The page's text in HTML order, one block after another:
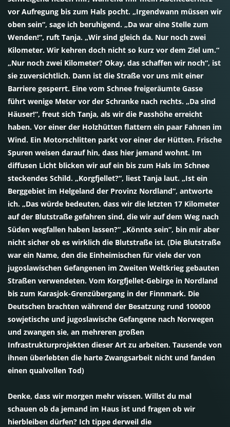
vor Aufregung bis zum Hals pocht. „Irgendwann müssen wir
oben sein“, sage ich beruhigend. „Da war eine Stelle zum
Wenden!“, ruft Tanja. „Wir sind gleich da. Nur noch zwei
Kilometer. Wir kehren doch nicht so kurz vor dem Ziel um.“
„Nur noch zwei Kilometer? Okay, das schaffen wir noch“, ist
sie zuversichtlich. Dann ist die Straße vor uns mit einer
Barriere gesperrt. Eine vom Schnee freigeräumte Gasse
führt wenige Meter vor der Schranke nach rechts. „Da sind
Häuser!“, freut sich Tanja, als wir die Passhöhe erreicht
haben. Vor einer der Holzhütten flattern ein paar Fahnen im
Wind. Ein Motorschlitten parkt vor einer der Hütten. Frische
Spuren weisen darauf hin, dass hier jemand wohnt. Im
diffusen Licht blicken wir auf ein bis zum Hals im Schnee
steckendes Schild. „Korgfjellet?“, liest Tanja laut. „Ist ein
Berggebiet im Helgeland der Provinz Nordland“, antworte
ich. „Das würde bedeuten, dass wir die letzten 17 Kilometer
auf der Blutstraße gefahren sind, die wir auf dem Weg nach
Süden wegfallen haben lassen?“ „Könnte sein“, bin mir aber
nicht sicher ob es wirklich die Blutstraße ist. (Die Blutstraße
war ein Name, den die Einheimischen für viele der von
jugoslawischen Gefangenen im Zweiten Weltkrieg gebauten
Straßen verwendeten. Vom Korgfjellet-Gebirge in Nordland
bis zum Karasjok-Grenzübergang in der Finnmark. Die
Deutschen brachten während der Besatzung rund 100000
sowjetische und jugoslawische Gefangene nach Norwegen
und zwangen sie, an mehreren großen
Infrastrukturprojekten dieser Art zu arbeiten. Tausende von
ihnen überlebten die harte Zwangsarbeit nicht und fanden
einen qualvollen Tod)
Denke, dass wir morgen mehr wissen. Willst du mal
schauen ob da jemand im Haus ist und fragen ob wir
hierbleiben dürfen? Ich tippe derweil die